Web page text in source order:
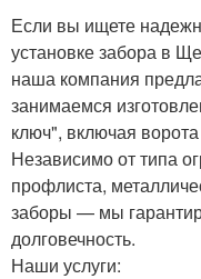
Если вы ищете
установке забора в
наша компания
занимаемся
ключ", включая
Независимо от типа
профлиста,
заборы — мы
долговечность.
Наши услуги: